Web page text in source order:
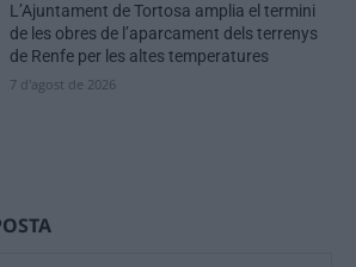
L’Ajuntament de Tortosa amplia el termini
de les obres de l’aparcament dels terrenys
de Renfe per les altes temperatures
7 d'agost de 2026